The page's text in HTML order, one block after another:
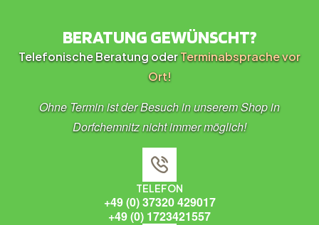
BERATUNG GEWÜNSCHT?
Telefonische Beratung oderTerminabsprache vor
Ort!
Ohne Termin ist der Besuch in unserem Shop in
Dorfchemnitz nicht immer möglich!
TELEFON
+49 (0) 37320 429017
+49 (0) 1723421557